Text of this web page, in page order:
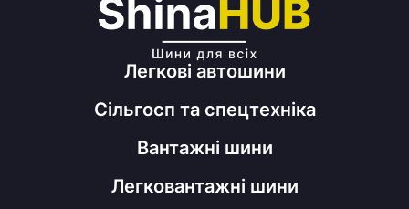
Легкові автошини
Сільгосп та спецтехніка
Вантажні шини
Легковантажні шини